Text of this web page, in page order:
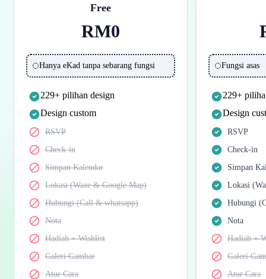
Free
RM0
Hanya eKad tanpa sebarang fungsi
229+ pilihan design
Design custom
RSVP
Check-in
Simpan Kalendar
Lokasi (Waze & Google Map)
Hubungi (Call & whatsapp)
Nota
Hadiah + Wishlist
Galeri Gambar
Atur Cara
Fungsi asas
229+
Design
RSVP
Check-in
Simpan
Lokasi
Hubungi
Nota
Hadiah +
Galeri
Atur Cara